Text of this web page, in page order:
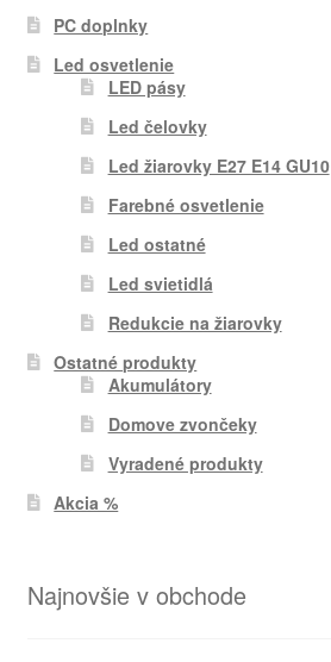
PC doplnky
Led osvetlenie
LED pásy
Led čelovky
Led žiarovky E27 E14 GU10
Farebné osvetlenie
Led ostatné
Led svietidlá
Redukcie na žiarovky
Ostatné produkty
Akumulátory
Domove zvončeky
Vyradené produkty
Akcia %
Najnovšie v obchode